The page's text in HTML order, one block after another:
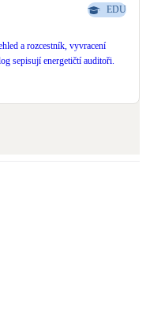
EDU
a rozcestník, vyvracení
sepisují energetičtí auditoři.